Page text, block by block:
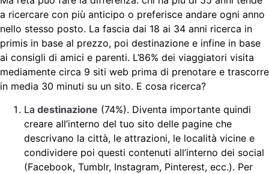
a ricercare con più anticipo o preferisce andare ogni anno
nello stesso posto. La fascia dai 18 ai 34 anni ricerca in
primis in base al prezzo, poi destinazione e infine in base
ai consigli di amici e parenti. L’86% dei viaggiatori visita
mediamente circa 9 siti web prima di prenotare e trascorre
in media 30 minuti su un sito. E cosa ricerca?
La destinazione (74%). Diventa importante quindi
creare all’interno del tuo sito delle pagine che
descrivano la città, le attrazioni, le località vicine e
condividere poi questi contenuti all’interno dei social
(Facebook, Tumblr, Instagram, Pinterest, ecc.). Per